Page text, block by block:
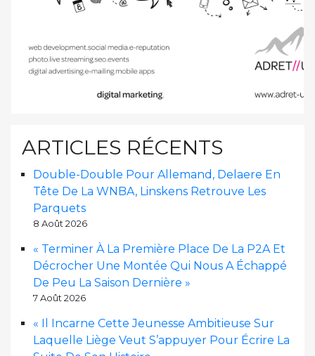
ARTICLES RÉCENTS
Double-Double Pour Allemand, Delaere En
Tête De La WNBA, Linskens Retrouve Les
Parquets
8 Août 2026
« Terminer À La Première Place De La P2A Et
Décrocher Une Montée Qui Nous A Échappé
De Peu La Saison Dernière »
7 Août 2026
« Il Incarne Cette Jeunesse Ambitieuse Sur
Laquelle Liège Veut S’appuyer Pour Écrire La